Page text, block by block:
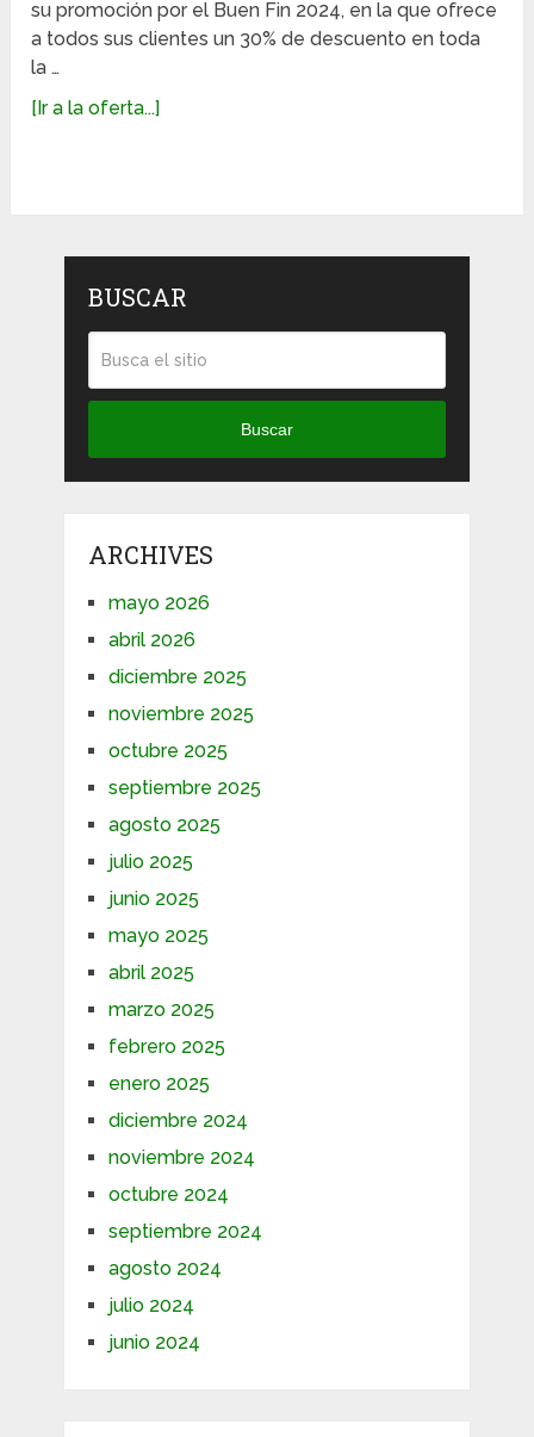
su promoción por el Buen Fin 2024, en la que ofrece
a todos sus clientes un 30% de descuento en toda
la …
[Ir a la oferta...]
BUSCAR
Buscar
ARCHIVES
mayo 2026
abril 2026
diciembre 2025
noviembre 2025
octubre 2025
septiembre 2025
agosto 2025
julio 2025
junio 2025
mayo 2025
abril 2025
marzo 2025
febrero 2025
enero 2025
diciembre 2024
noviembre 2024
octubre 2024
septiembre 2024
agosto 2024
julio 2024
junio 2024